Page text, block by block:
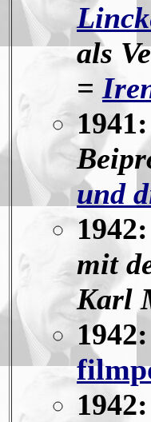
als
=
1941:
und
1942:
mit
Karl
1942:
1942: